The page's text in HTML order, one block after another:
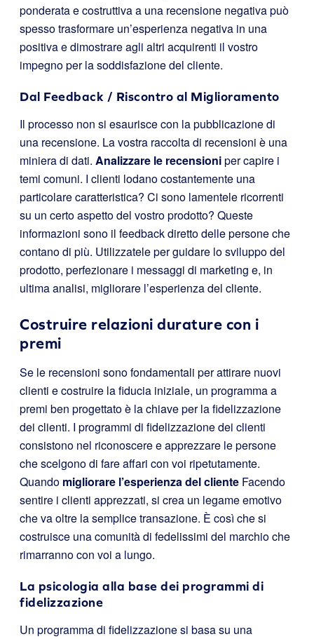
ponderata e costruttiva a una recensione negativa può
spesso trasformare un’esperienza negativa in una
positiva e dimostrare agli altri acquirenti il vostro
impegno per la soddisfazione del cliente.
Dal Feedback / Riscontro al Miglioramento
Il processo non si esaurisce con la pubblicazione di
una recensione. La vostra raccolta di recensioni è una
miniera di dati. Analizzare le recensioniper capire i
temi comuni. I clienti lodano costantemente una
particolare caratteristica? Ci sono lamentele ricorrenti
su un certo aspetto del vostro prodotto? Queste
informazioni sono il feedback diretto delle persone che
contano di più. Utilizzatele per guidare lo sviluppo del
prodotto, perfezionare i messaggi di marketing e, in
ultima analisi, migliorare l’esperienza del cliente.
Costruire relazioni durature con i
premi
Se le recensioni sono fondamentali per attirare nuovi
clienti e costruire la fiducia iniziale, un programma a
premi ben progettato è la chiave per la fidelizzazione
dei clienti. I programmi di fidelizzazione dei clienti
consistono nel riconoscere e apprezzare le persone
che scelgono di fare affari con voi ripetutamente.
Quando migliorare l’esperienza del cliente Facendo
sentire i clienti apprezzati, si crea un legame emotivo
che va oltre la semplice transazione. È così che si
costruisce una comunità di fedelissimi del marchio che
rimarranno con voi a lungo.
La psicologia alla base dei programmi di
fidelizzazione
Un programma di fidelizzazione si basa su una